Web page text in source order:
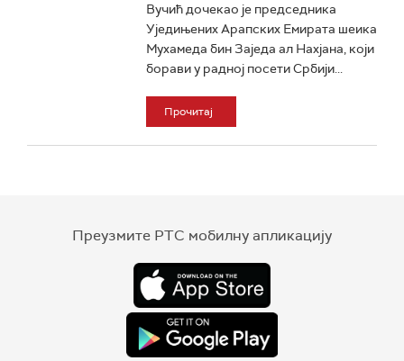
Вучић дочекао је председника
Уједињених Арапских Емирата шеика
Мухамеда бин Заједа ал Нахјана, који
борави у радној посети Србији...
Прочитај
Преузмите РТС мобилну апликацију